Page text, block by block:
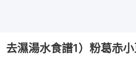
去濕湯水食譜1）粉葛赤